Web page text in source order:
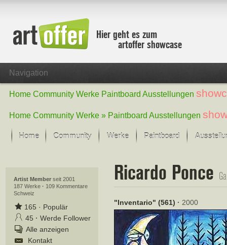
Hier geht es zum
artoffer showcase
Navigation
Home Community Werke Paintboard Ausstellungen
Home Community Werke » Paintboard Ausstellungen
Home Community Werke
Der letzte Monat im Fokus
Alle Fokus-Werke
Fokus-Werke
Neue Werke – Auswahl
Alle neuen Werke
Paintboard
Artist Memberseit 2001
187 Werke · 109 Kommentare
Schweiz
165 · Populär
45 · Werde Follower
Alle anzeigen
Kontakt
Ricardo Ponce
"Inventario" (561) · 2000